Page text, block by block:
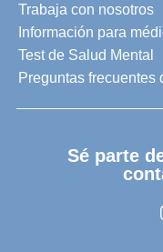
Trabaja con nosotros
Información para
Test de Salud Mental
Preguntas
Sé parte